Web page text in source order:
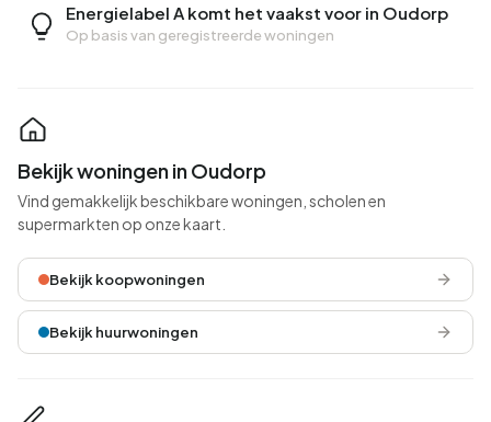
Energielabel A komt het vaakst voor in Oudorp
Op basis van geregistreerde woningen
Bekijk woningen in Oudorp
Vind gemakkelijk beschikbare woningen, scholen en
supermarkten op onze kaart.
Bekijk koopwoningen
Bekijk huurwoningen